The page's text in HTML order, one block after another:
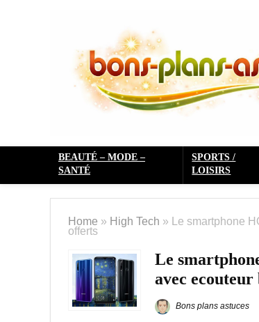
BEAUTÉ – MODE –
SANTÉ
SPORTS /
LOISIRS
Home » High Tech » Le smartphone
offerts
Le
avec
Bons plans astuces